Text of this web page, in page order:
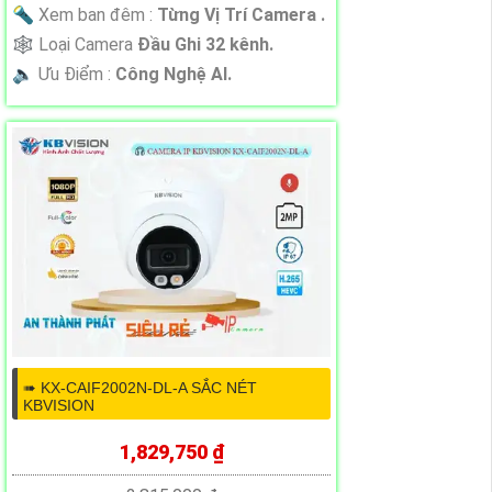
🔦 Xem ban đêm : Từng Vị Trí Camera .
🕸️ Loại Camera Đầu Ghi 32 kênh.
️🔈 Ưu Điểm : Công Nghệ AI.
➠ KX-CAIF2002N-DL-A SẮC NÉT
KBVISION
1,829,750 ₫